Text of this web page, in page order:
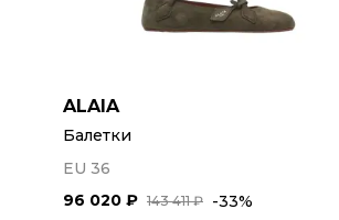
ALAIA
Балетки
EU 36
143 411 ₽
96 020 ₽ -33%